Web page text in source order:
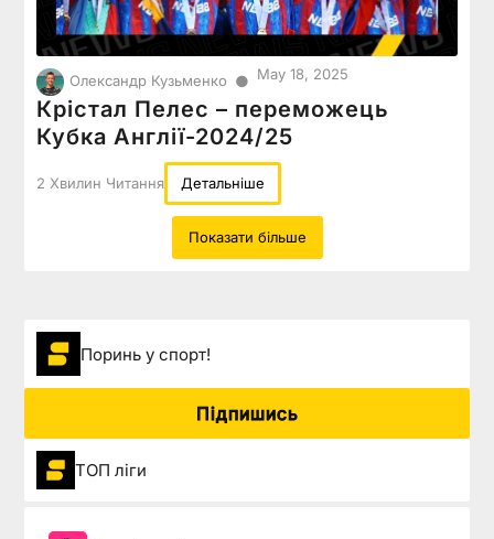
Олександр Кузьменко ● May 18, 2025
Крістал Пелес – переможець
Кубка Англії-2024/25
2 Хвилин Читання Детальніше
Показати більше
Поринь у спорт!
Підпишись
ТОП ліги